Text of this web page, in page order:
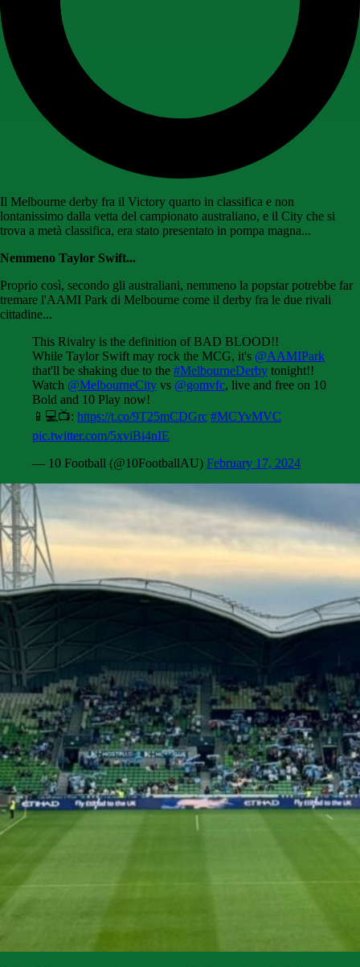
Il Melbourne derby fra il Victory quarto in classifica e non
lontanissimo dalla vetta del campionato australiano, e il City che si
trova a metà classifica, era stato presentato in pompa magna...
Nemmeno Taylor Swift...
Proprio così, secondo gli australiani, nemmeno la popstar potrebbe far
tremare l'AAMI Park di Melbourne come il derby fra le due rivali
cittadine...
This Rivalry is the definition of BAD BLOOD!!
While Taylor Swift may rock the MCG, it's @AAMIPark
that'll be shaking due to the #MelbourneDerby tonight!!
Watch @MelbourneCity vs @gomvfc, live and free on 10
Bold and 10 Play now!
📱💻📺: https://t.co/9T25mCDGrc #MCYvMVC
pic.twitter.com/5xviBi4nIE
— 10 Football (@10FootballAU) February 17, 2024